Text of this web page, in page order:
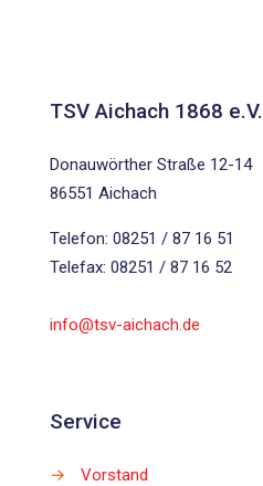
TSV Aichach 1868 e.V.
Donauwörther Straße 12-14
86551 Aichach
Telefon: 08251 / 87 16 51
Telefax: 08251 / 87 16 52
info@tsv-aichach.de
Service
→
Vorstand